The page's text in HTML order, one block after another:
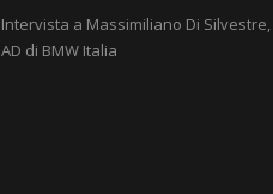
Intervista a Massimiliano Di Silvestre,
AD di BMW Italia